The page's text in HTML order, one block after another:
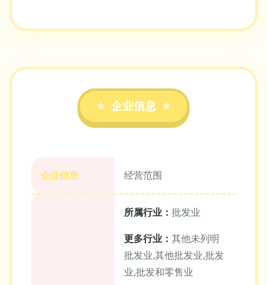
企业信息
企业信息 经营范围
所属行业： 批发业
更多行业： 其他未列明
批发业,其他批发业,批发
业,批发和零售业